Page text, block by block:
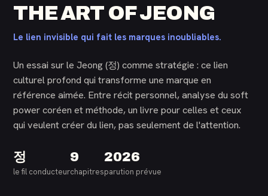
JEONG
Hana Tolio
THE ART OF JEONG
Le lien invisible qui fait les marques inoubliables.
Un essai sur le Jeong (정) comme stratégie : ce lien
culturel profond qui transforme une marque en
référence aimée. Entre récit personnel, analyse du soft
power coréen et méthode, un livre pour celles et ceux
qui veulent créer du lien, pas seulement de l'attention.
정
le fil conducteur
9
chapitres
2026
parution prévue